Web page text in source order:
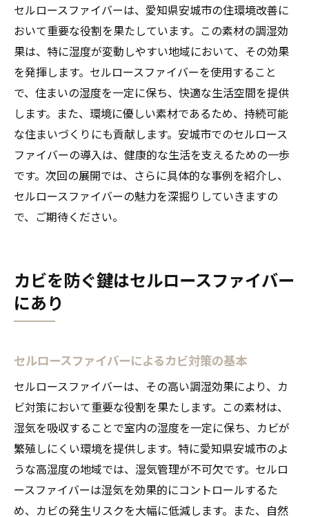
セルロースファイバーは、愛知県安城市の住環境改善に
おいて重要な役割を果たしています。この素材の調湿効
果は、特に湿度が変動しやすい地域において、その効果
を発揮します。セルロースファイバーを使用すること
で、住まいの湿度を一定に保ち、快適な生活空間を提供
します。また、環境に優しい素材であるため、持続可能
な住まいづくりにも貢献します。安城市でのセルロース
ファイバーの導入は、健康的な生活を支えるための一歩
です。次回の展開では、さらに具体的な事例を紹介し、
セルロースファイバーの魅力を深掘りしていきますの
で、ご期待ください。
カビを防ぐ鍵はセルロースファイバー
にあり
セルロースファイバーによるカビ対策の基本
セルロースファイバーは、その高い調湿効果により、カ
ビ対策において重要な役割を果たします。この素材は、
湿気を吸収することで室内の湿度を一定に保ち、カビが
繁殖しにくい環境を提供します。特に愛知県安城市のよ
うな高湿度の地域では、湿気管理が不可欠です。セルロ
ースファイバーは湿気を効果的にコントロールするた
め、カビの発生リスクを大幅に低減します。また、自然